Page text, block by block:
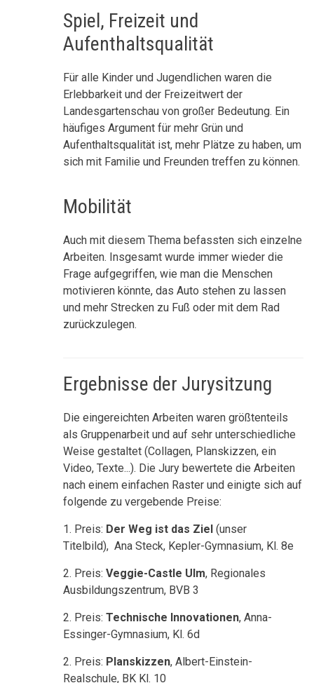
Spiel, Freizeit und
Aufenthaltsqualität
Für alle Kinder und Jugendlichen waren die
Erlebbarkeit und der Freizeitwert der
Landesgartenschau von großer Bedeutung. Ein
häufiges Argument für mehr Grün und
Aufenthaltsqualität ist, mehr Plätze zu haben, um
sich mit Familie und Freunden treffen zu können.
Mobilität
Auch mit diesem Thema befassten sich einzelne
Arbeiten. Insgesamt wurde immer wieder die
Frage aufgegriffen, wie man die Menschen
motivieren könnte, das Auto stehen zu lassen
und mehr Strecken zu Fuß oder mit dem Rad
zurückzulegen.
Ergebnisse der Jurysitzung
Die eingereichten Arbeiten waren größtenteils
als Gruppenarbeit und auf sehr unterschiedliche
Weise gestaltet (Collagen, Planskizzen, ein
Video, Texte...). Die Jury bewertete die Arbeiten
nach einem einfachen Raster und einigte sich auf
folgende zu vergebende Preise:
1. Preis: Der Weg ist das Ziel (unser
Titelbild), Ana Steck, Kepler-Gymnasium, Kl. 8e
2. Preis: Veggie-Castle Ulm, Regionales
Ausbildungszentrum, BVB 3
2. Preis: Technische Innovationen, Anna-
Essinger-Gymnasium, Kl. 6d
2. Preis: Planskizzen, Albert-Einstein-
Realschule, BK Kl. 10